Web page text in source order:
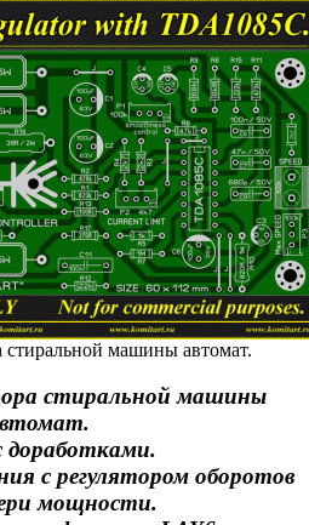
машины автомат.
стиральной машины
доработками.
с регулятором оборотов
мощности.